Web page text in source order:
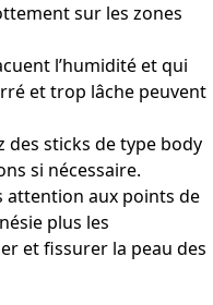
sur les zones
l’humidité et qui
et trop lâche peuvent
des sticks de type body
si nécessaire.
attention aux points de
plus les
et fissurer la peau des